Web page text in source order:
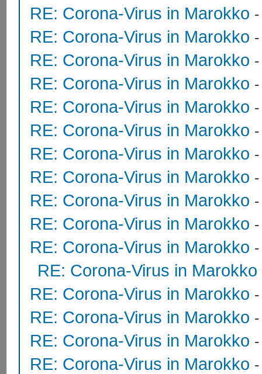
RE: Corona-Virus in Marokko
RE: Corona-Virus in Marokko
RE: Corona-Virus in Marokko
RE: Corona-Virus in Marokko
RE: Corona-Virus in Marokko
RE: Corona-Virus in Marokko
RE: Corona-Virus in Marokko
RE: Corona-Virus in Marokko
RE: Corona-Virus in Marokko
RE: Corona-Virus in Marokko
RE: Corona-Virus in Marokko
RE: Corona-Virus in Marokko
RE: Corona-Virus in Marokko
RE: Corona-Virus in Marokko
RE: Corona-Virus in Marokko
RE: Corona-Virus in Marokko